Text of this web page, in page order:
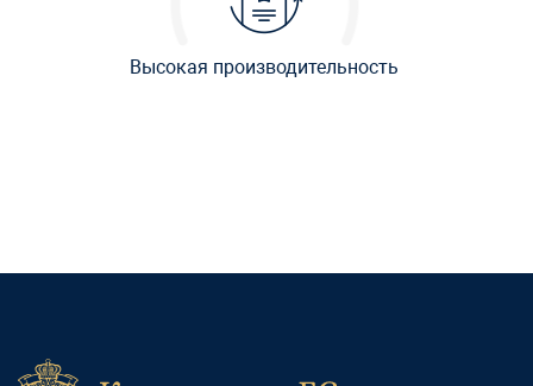
Высокая производительность